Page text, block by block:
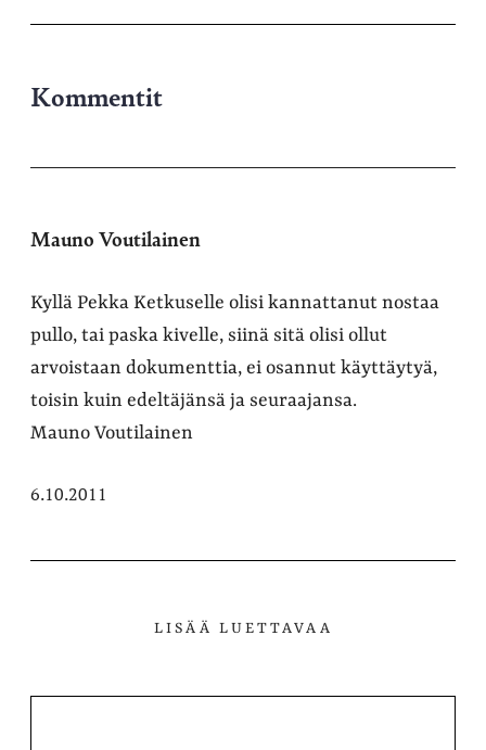
Kommentit
Mauno Voutilainen
Kyllä Pekka Ketkuselle olisi kannattanut nostaa
pullo, tai paska kivelle, siinä sitä olisi ollut
arvoistaan dokumenttia, ei osannut käyttäytyä,
toisin kuin edeltäjänsä ja seuraajansa.
Mauno Voutilainen
6.10.2011
LISÄÄ LUETTAVAA